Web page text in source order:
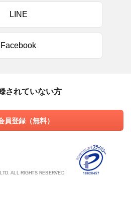
LINE
Facebook
されていない方
員登録（無料）
ALL RIGHTS RESERVED